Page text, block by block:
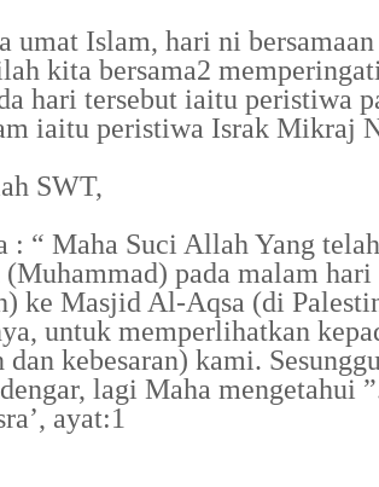
umat Islam, hari ni
kita bersama2
hari tersebut iaitu peristiwa
iaitu peristiwa Israk Mikraj
SWT,
: “ Maha Suci Allah Yang
(Muhammad) pada malam
ke Masjid Al-Aqsa (di
untuk memperlihatkan
dan kebesaran) kami.
lagi Maha mengetahui
ayat:1